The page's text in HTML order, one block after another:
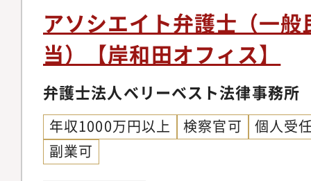
朗会計とクライアン
ブルな料金体系を構
ニーズに応じ、今後
以上に大きく切り込
ます。【サポート制
金請求、離婚問題、
産相続、労働問題、
外国人のビザ申請【
の】◆幅広い分野/豊
ているパラリーガル
士が多くの案件に専
アソシエイト弁護士（一
当）【岸和田オフィス】
弁護士法人ベリーベスト法律事務所
年収1000万円以上 検察官可
個人受
副業可